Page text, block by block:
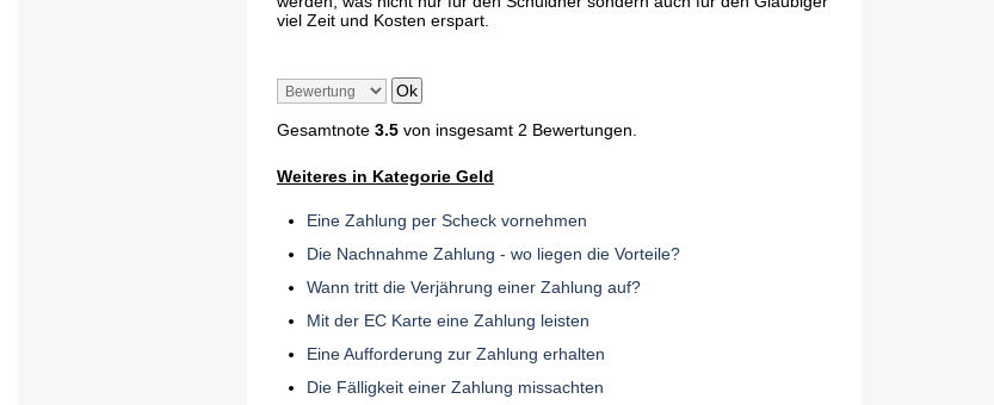
viel Zeit und Kosten erspart.
Gesamtnote 3.5 von insgesamt 2 Bewertungen.
Weiteres in Kategorie Geld
Eine Zahlung per Scheck vornehmen
Die Nachnahme Zahlung - wo liegen die Vorteile?
Wann tritt die Verjährung einer Zahlung auf?
Mit der EC Karte eine Zahlung leisten
Eine Aufforderung zur Zahlung erhalten
Die Fälligkeit einer Zahlung missachten